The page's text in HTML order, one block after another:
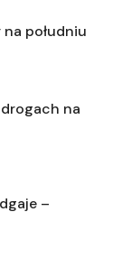
na południu
na
–